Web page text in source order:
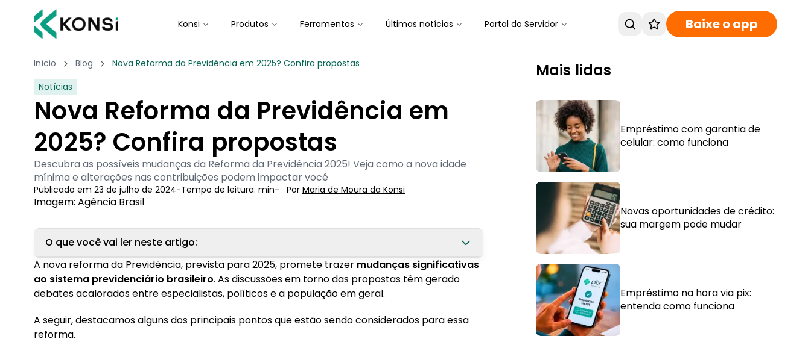
Konsi Produtos Ferramentas Últimas notícias Portal do Servidor Baixe o app
Início Blog
Nova Reforma da Previdência em 2025? Confira propostas
Notícias
Nova Reforma da Previdência em
2025? Confira propostas
Descubra as possíveis mudanças da Reforma da Previdência 2025! Veja como a nova idade
mínima e alterações nas contribuições podem impactar você
Publicado em 23 de julho de 2024-Tempo de leitura: min- Por Maria de Moura da Konsi
Imagem: Agência Brasil
O que você vai ler neste artigo:
1. Idade mínima da aposentadoria vai aumentar?
2. Alterações nas alíquotas de contribuição
3. Novo modelo de cálculo dos benefícios
A nova reforma da Previdência, prevista para 2025, promete trazer mudanças significativas
ao sistema previdenciário brasileiro. As discussões em torno das propostas têm gerado
debates acalorados entre especialistas, políticos e a população em geral.
A seguir, destacamos alguns dos principais pontos que estão sendo considerados para essa
reforma.
Mais lidas
Empréstimo com garantia de
celular: como funciona
Novas oportunidades de crédito:
sua margem pode mudar
Empréstimo na hora via pix:
entenda como funciona